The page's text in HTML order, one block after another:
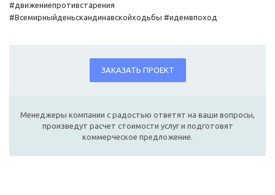
#движениепротивстарения
#Всемирныйденьскандинавскойходьбы #идемвпоход
ЗАКАЗАТЬ ПРОЕКТ
Менеджеры компании с радостью ответят на ваши вопросы,
произведут расчет стоимости услуг и подготовят
коммерческое предложение.